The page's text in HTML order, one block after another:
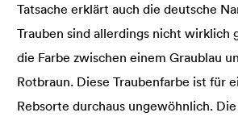
Tatsache erklärt auch die deutsche
Trauben sind allerdings nicht wirklich
die Farbe zwischen einem Graublau
Rotbraun. Diese Traubenfarbe ist für
Rebsorte durchaus ungewöhnlich.